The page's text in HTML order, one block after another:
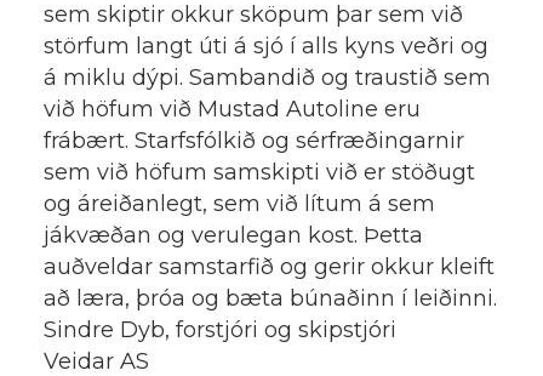
sem skiptir okkur sköpum þar sem við
störfum langt úti á sjó í alls kyns veðri og
á miklu dýpi. Sambandið og traustið sem
við höfum við Mustad Autoline eru
frábært. Starfsfólkið og sérfræðingarnir
sem við höfum samskipti við er stöðugt
og áreiðanlegt, sem við lítum á sem
jákvæðan og verulegan kost. Þetta
auðveldar samstarfið og gerir okkur kleift
að læra, þróa og bæta búnaðinn í leiðinni.
Sindre Dyb, forstjóri og skipstjóri
Veidar AS